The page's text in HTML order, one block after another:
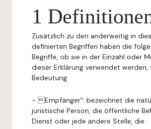
1
Zusätzlich zu den anderweitig in
definierten Begriffen haben die
Begriffe, ob sie in der Einzahl oder
dieser Erklärung verwendet werden,
Bedeutung:
- Empfänger": bezeichnet die
juristische Person, die öffentliche
Dienst oder jede andere Stelle, die